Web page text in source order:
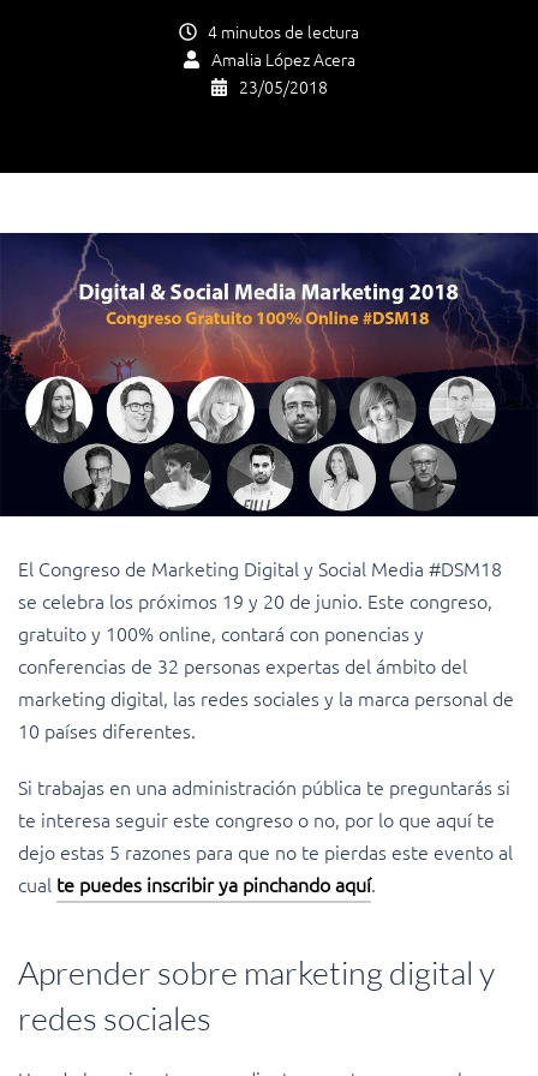
4 minutos de lectura
Amalia López Acera
23/05/2018
El Congreso de Marketing Digital y Social Media #DSM18
se celebra los próximos 19 y 20 de junio. Este congreso,
gratuito y 100% online, contará con ponencias y
conferencias de 32 personas expertas del ámbito del
marketing digital, las redes sociales y la marca personal de
10 países diferentes.
Si trabajas en una administración pública te preguntarás si
te interesa seguir este congreso o no, por lo que aquí te
dejo estas 5 razones para que no te pierdas este evento al
cual te puedes inscribir ya pinchando aquí.
Aprender sobre marketing digital y
redes sociales